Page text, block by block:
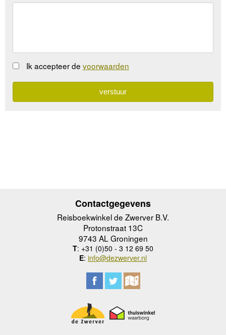
Ik accepteer de voorwaarden
Contactgegevens
Reisboekwinkel de Zwerver B.V.
Protonstraat 13C
9743 AL Groningen
T: +31 (0)50 - 3 12 69 50
E: info@dezwerver.nl